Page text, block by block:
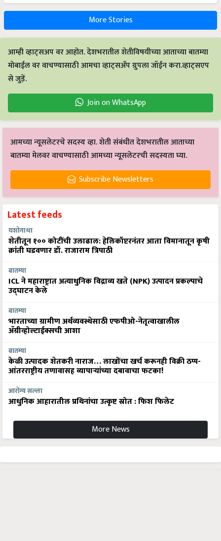
More Stories
आम्ही व्हाट्सअप वर आहोत. देशभरातील शेतीविषयीच्या आताच्या बातम्या
मोबाईल वर वाचण्यासाठी आमचा व्हाट्सअँप ग्रुपला जॉईन करा.व्हाट्सएप
से जुड़ें.
Join on WhatsApp
आमच्या न्यूसलेटरचे सदस्य व्हा. शेती संबंधीत देशभरातील आताच्या
बातम्या मेलवर वाचण्यासाठी आमच्या न्यूसलेटरची सदस्यता घ्या.
Subscribe Newsletters
Latest feeds
यशोगाथा
शेतीतून १०० कोटींची उलाढाल: हेलिकॉप्टरनंतर आता विमानातून कृषी
क्रांती घडवणार डॉ. राजाराम त्रिपाठी
बातम्या
ICL ने महाराष्ट्रात अत्याधुनिक विद्राव्य खते (NPK) उत्पादन प्रकल्पाचे
उद्घाटन केले
बातम्या
भारताच्या ग्रामीण अर्थव्यवस्थेसाठी एफपीओ-नेतृत्वाखालील
अ‍ॅग्रीव्होल्टाईक्सची आशा
बातम्या
केळी उत्पादक शेतकरी नाराज… लाखोंचा खर्च करूनही विक्री ठप्प-
आंतरराष्ट्रीय तणावासह व्यापाऱ्यांच्या दबावाचा फटका!
आरोग्य सल्ला
आधुनिक आहारातील प्रथिनांचा उत्कृष्ट स्रोत : फिश फिलेट
More News